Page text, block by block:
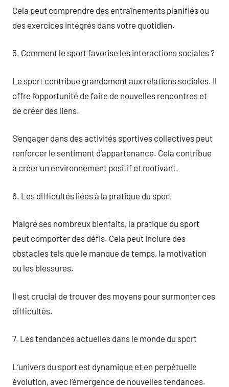
Cela peut comprendre des entraînements planifiés ou
des exercices intégrés dans votre quotidien.
5. Comment le sport favorise les interactions sociales ?
Le sport contribue grandement aux relations sociales. Il
offre l’opportunité de faire de nouvelles rencontres et
de créer des liens.
S’engager dans des activités sportives collectives peut
renforcer le sentiment d’appartenance. Cela contribue
à créer un environnement positif et motivant.
6. Les difficultés liées à la pratique du sport
Malgré ses nombreux bienfaits, la pratique du sport
peut comporter des défis. Cela peut inclure des
obstacles tels que le manque de temps, la motivation
ou les blessures.
Il est crucial de trouver des moyens pour surmonter ces
difficultés.
7. Les tendances actuelles dans le monde du sport
L’univers du sport est dynamique et en perpétuelle
évolution, avec l’émergence de nouvelles tendances.